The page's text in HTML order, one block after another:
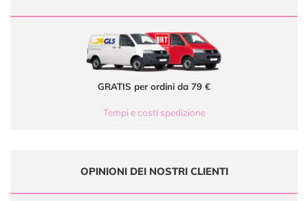
GRATIS per ordini da 79 €
Tempi e costi spedizione
OPINIONI DEI NOSTRI CLIENTI